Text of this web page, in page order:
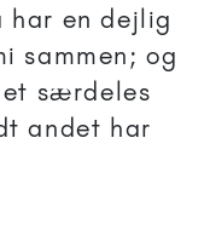
har en dejlig
sammen; og
særdeles
andet har